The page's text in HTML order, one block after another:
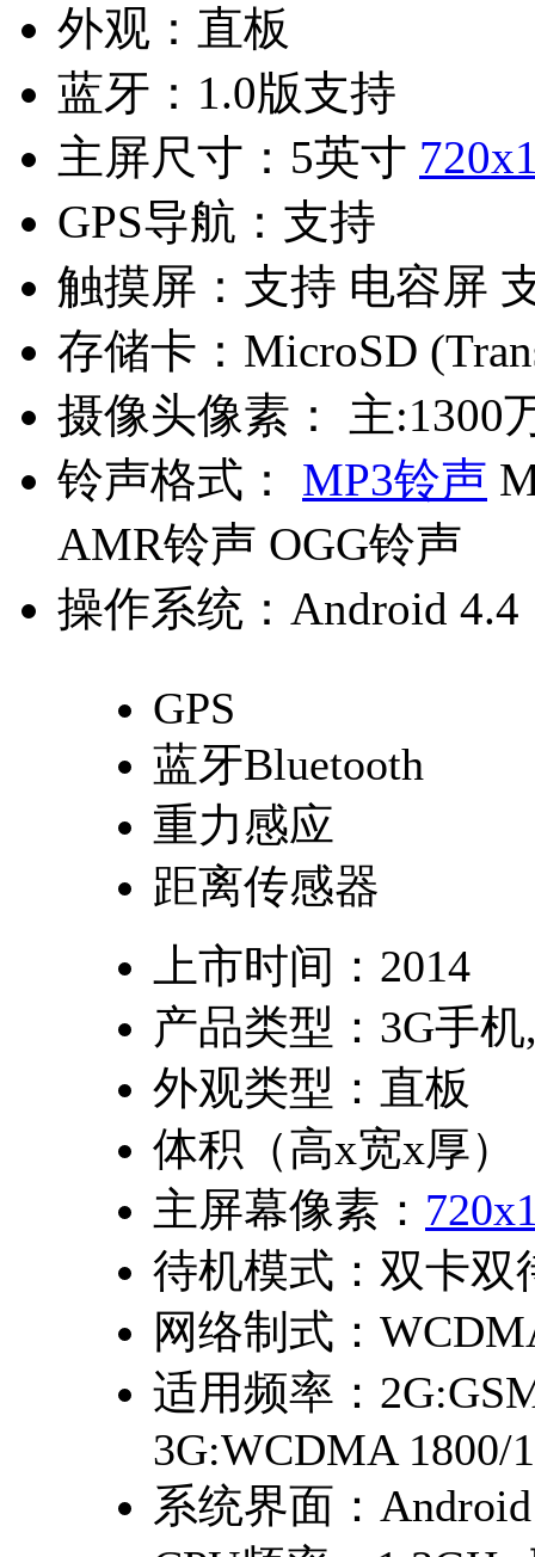
外观： 直板
蓝牙： 1.0版支持
主屏尺寸： 5英寸
GPS导航： 支持
触摸屏： 支持 电容屏
存储卡： MicroSD
摄像头像素：
主:1300
铃声格式：
MP3铃声
AMR铃声 OGG铃声
操作系统： Android 4.4
GPS
蓝牙Bluetooth
重力感应
距离传感器
上市时间： 2014
产品类型： 3G手
外观类型： 直板
体积（高x宽x厚）
主屏幕像素：
待机模式： 双卡双
网络制式：
适用频率：
3G:WCDMA 1800/
系统界面：